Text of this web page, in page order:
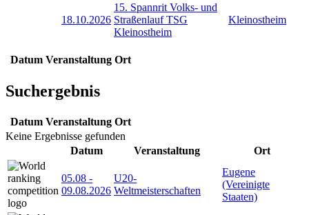
18.10.2026
15. Spannrit Volks- und
Straßenlauf TSG
Kleinostheim
Kleinostheim
Datum Veranstaltung Ort
Suchergebnis
Datum Veranstaltung Ort
Keine Ergebnisse gefunden
Datum
Veranstaltung Ort
05.08 -
09.08.2026
U20-
Weltmeisterschaften
Eugene
(Vereinigte
Staaten)